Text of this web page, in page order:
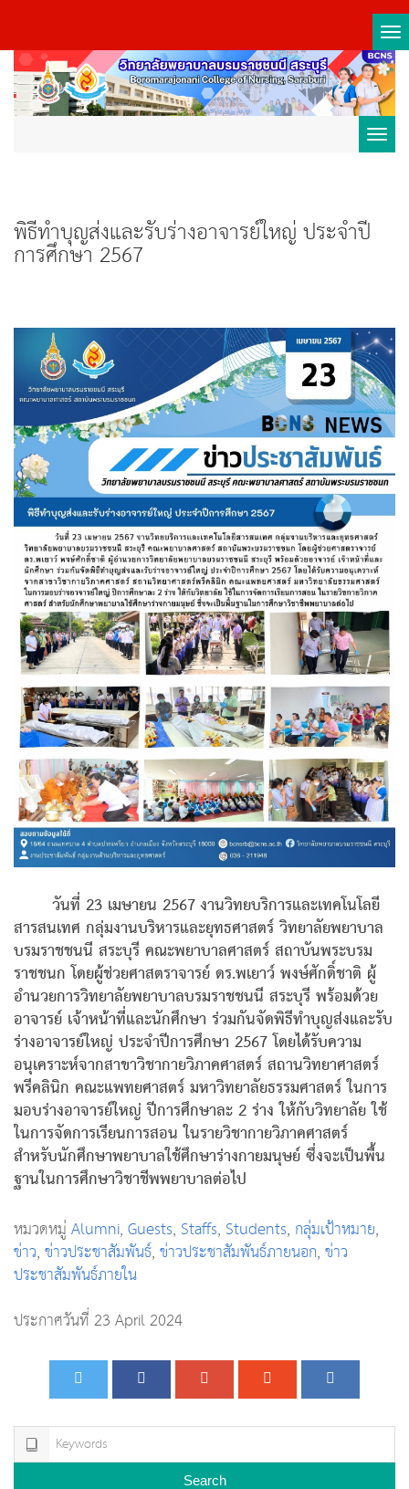
พิธีทำบุญส่งและรับร่างอาจารย์ใหญ่ ประจำปี
การศึกษา 2567
วันที่ 23 เมษายน 2567งานวิทยบริการและเทคโนโลยี
สารสนเทศ กลุ่มงานบริหารและยุทธศาสตร์ วิทยาลัยพยาบาล
บรมราชชนนี สระบุรี คณะพยาบาลศาสตร์ สถาบันพระบรม
ราชชนก โดยผู้ช่วยศาสตราจารย์ ดร.พเยาว์ พงษ์ศักดิ์ชาติ ผู้
อำนวยการวิทยาลัยพยาบาลบรมราชชนนี สระบุรี พร้อมด้วย
อาจารย์ เจ้าหน้าที่และนักศึกษา ร่วมกันจัดพิธีทำบุญส่งและรับ
ร่างอาจารย์ใหญ่ ประจำปีการศึกษา 2567 โดยได้รับความ
อนุเคราะห์จากสาขาวิชากายวิภาคศาสตร์ สถานวิทยาศาสตร์
พรีคลินิก คณะแพทยศาสตร์ มหาวิทยาลัยธรรมศาสตร์ ในการ
มอบร่างอาจารย์ใหญ่ ปีการศึกษาละ 2 ร่าง ให้กับวิทยาลัย ใช้
ในการจัดการเรียนการสอน ในรายวิชากายวิภาคศาสตร์
สำหรับนักศึกษาพยาบาลใช้ศึกษาร่างกายมนุษย์ ซึ่งจะเป็นพื้น
ฐานในการศึกษาวิชาชีพพยาบาลต่อไป
หมวดหมู่Alumni,Guests,Staffs,Students, กลุ่มเป้าหมาย,
ข่าว,ข่าวประชาสัมพันธ์,ข่าวประชาสัมพันธ์ภายนอก,ข่าว
ประชาสัมพันธ์ภายใน
ประกาศวันที่ 23 April 2024
Search